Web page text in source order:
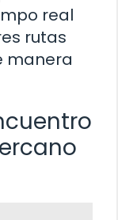
real
rutas
manera